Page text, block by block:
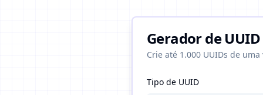
Gerador de
Crie até 1.000 UUIDs de uma
Tipo de UUID